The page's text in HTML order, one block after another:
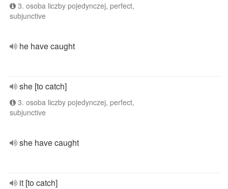
3. osoba liczby pojedynczej, perfect,
subjunctive
he have caught
she [to catch]
3. osoba liczby pojedynczej, perfect,
subjunctive
she have caught
it [to catch]